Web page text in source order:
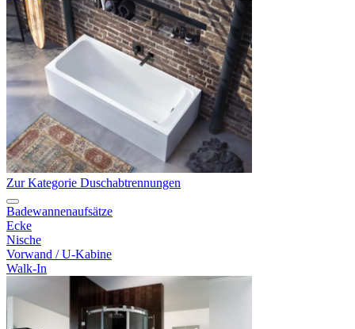
Zur Kategorie Duschabtrennungen
Badewannenaufsätze
Ecke
Nische
Vorwand / U-Kabine
Walk-In